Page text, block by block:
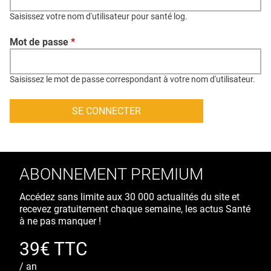
CONTACT
CRÉDITS
Saisissez votre nom d'utilisateur pour santé log.
Mot de passe *
Saisissez le mot de passe correspondant à votre nom d'utilisateur.
ABONNEMENT PREMIUM
Accédez sans limite aux 30 000 actualités du site et
recevez gratuitement chaque semaine, les actus Santé
à ne pas manquer !
39€ TTC
/ an